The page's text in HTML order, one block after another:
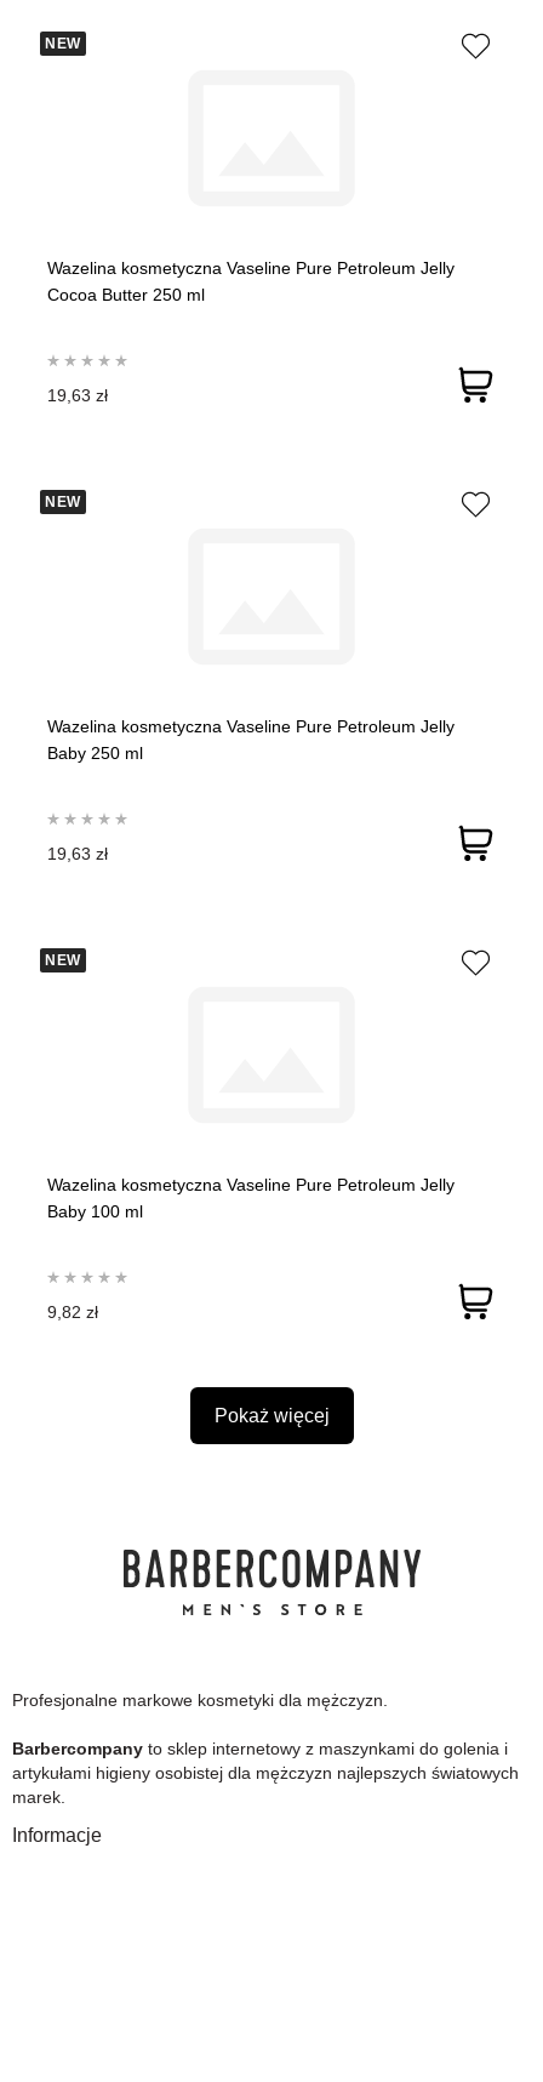
NEW
Wazelina kosmetyczna Vaseline Pure Petroleum Jelly
Cocoa Butter 250 ml
19,63 zł
NEW
Wazelina kosmetyczna Vaseline Pure Petroleum Jelly
Baby 250 ml
19,63 zł
NEW
Wazelina kosmetyczna Vaseline Pure Petroleum Jelly
Baby 100 ml
9,82 zł
Pokaż więcej
Profesjonalne markowe kosmetyki dla mężczyzn.
Barbercompany to sklep internetowy z maszynkami do golenia i
artykułami higieny osobistej dla mężczyzn najlepszych światowych
marek.
Informacje